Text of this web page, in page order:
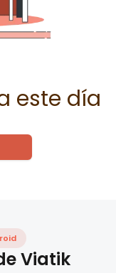
este día
Viatik